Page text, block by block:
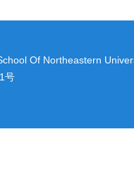
Of Northeastern
号